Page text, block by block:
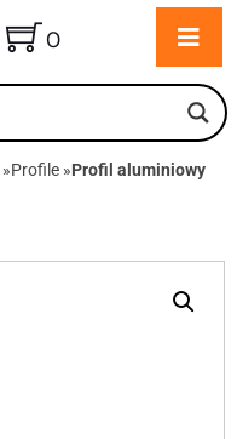
0
»Profile »Profil aluminiowy